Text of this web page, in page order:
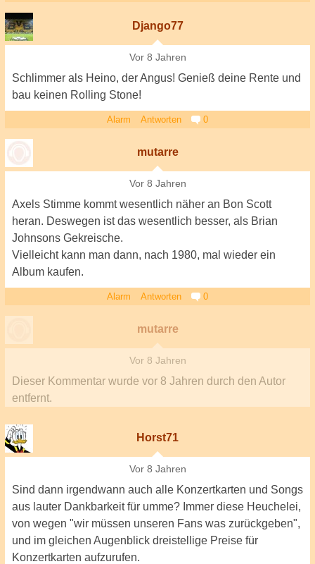
Django77
Vor 8 Jahren
Schlimmer als Heino, der Angus! Genieß deine Rente und
bau keinen Rolling Stone!
Alarm Antworten 0
mutarre
Vor 8 Jahren
Axels Stimme kommt wesentlich näher an Bon Scott
heran. Deswegen ist das wesentlich besser, als Brian
Johnsons Gekreische.
Vielleicht kann man dann, nach 1980, mal wieder ein
Album kaufen.
Alarm Antworten 0
mutarre
Vor 8 Jahren
Dieser Kommentar wurde vor 8 Jahren durch den Autor
entfernt.
Horst71
Vor 8 Jahren
Sind dann irgendwann auch alle Konzertkarten und Songs
aus lauter Dankbarkeit für umme? Immer diese Heuchelei,
von wegen "wir müssen unseren Fans was zurückgeben",
und im gleichen Augenblick dreistellige Preise für
Konzertkarten aufzurufen.